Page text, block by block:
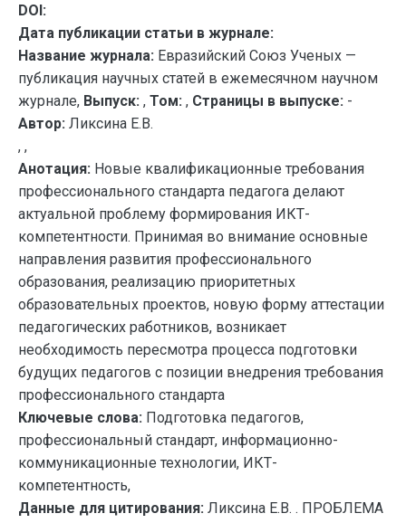
DOI:
Дата публикации статьи в журнале:
Название журнала: Евразийский Союз Ученых —
публикация научных статей в ежемесячном научном
журнале, Выпуск: , Том: , Страницы в выпуске: -
Автор: Ликсина Е.В.
, ,
Анотация: Новые квалификационные требования
профессионального стандарта педагога делают
актуальной проблему формирования ИКТ-
компетентности. Принимая во внимание основные
направления развития профессионального
образования, реализацию приоритетных
образовательных проектов, новую форму аттестации
педагогических работников, возникает
необходимость пересмотра процесса подготовки
будущих педагогов с позиции внедрения требования
профессионального стандарта
Ключевые слова: Подготовка педагогов,
профессиональный стандарт, информационно-
коммуникационные технологии, ИКТ-
компетентность,
Данные для цитирования: Ликсина Е.В. . ПРОБЛЕМА